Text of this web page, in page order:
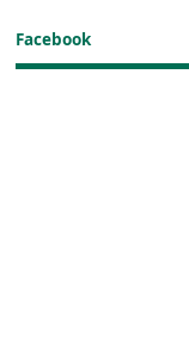
Facebook